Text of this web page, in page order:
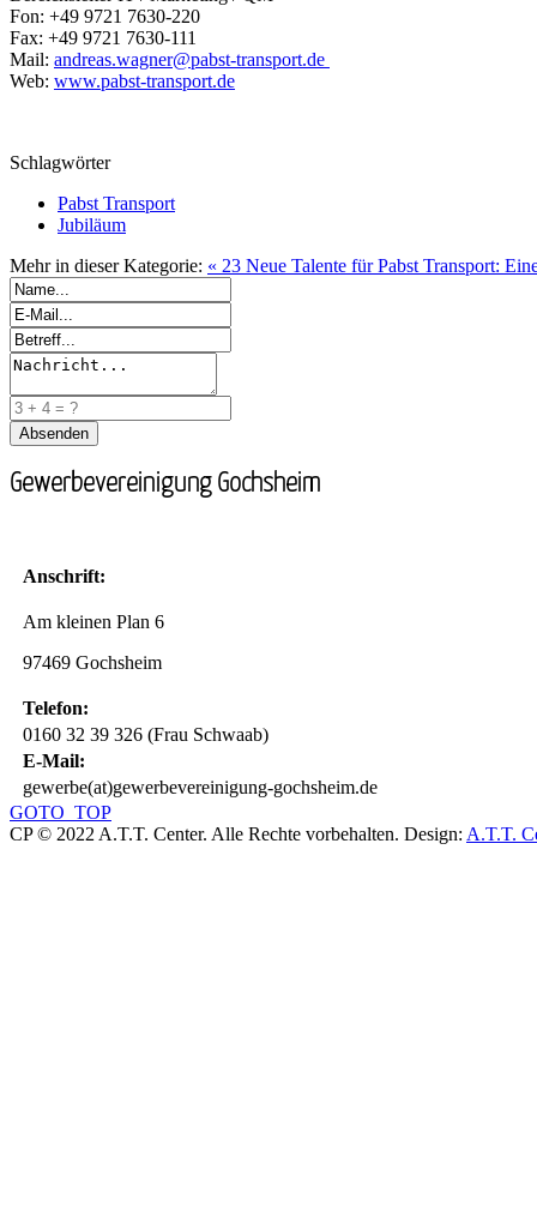
Fon: +49 9721 7630-220
Fax: +49 9721 7630-111
Mail: andreas.wagner@pabst-transport.de
Web: www.pabst-transport.de
Schlagwörter
Pabst Transport
Jubiläum
Mehr in dieser Kategorie: « 23 Neue Talente für Pabst Transport:
Gewerbevereinigung Gochsheim
Anschrift:
Am kleinen Plan 6
97469 Gochsheim
Telefon:
0160 32 39 326 (Frau Schwaab)
E-Mail:
gewerbe(at)gewerbevereinigung-gochsheim.de
GOTO_TOP
CP © 2022 A.T.T. Center. Alle Rechte vorbehalten. Design: A.T.T.